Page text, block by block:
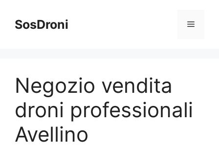
contenuto
SosDroni Menu
Negozio vendita
droni professionali
Avellino